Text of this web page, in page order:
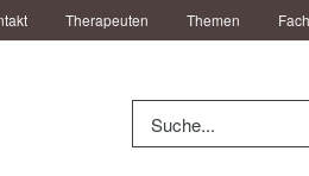
Therapeuten Themen